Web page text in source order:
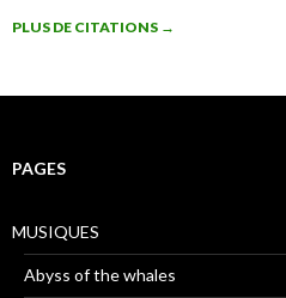
PLUS DE CITATIONS →
PAGES
MUSIQUES
Abyss of the whales